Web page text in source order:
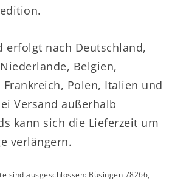
erfolgt nach Deutschland,
Belgien,
Frankreich, Polen, Italien und
Versand außerhalb
kann sich die Lieferzeit um
verlängern.
sind ausgeschlossen: Büsingen 78266,